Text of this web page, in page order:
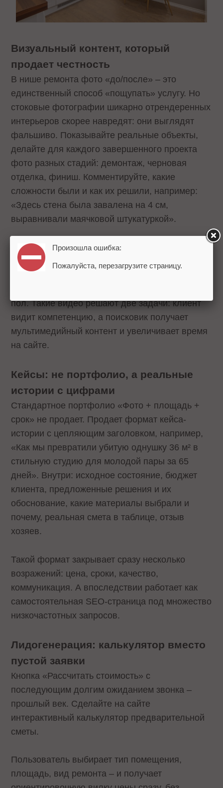
Визуальный контент, который
продает честность
В нише ремонта фото «до/после» – это
единственный способ «пощупать» услугу. Но
стоковые фотографии шикарно отрендеренных
интерьеров скорее навредят: они выглядят
фальшиво. Показывайте реальные объекты,
делайте для каждого завершенного проекта
фото разных стадий: демонтаж, черновая
отделка, финиш. Комментируйте, какие
сложности были и как их решили, например:
«Здесь стена была завалена на 4 см,
выравнивали маячковой штукатуркой».
Видеоконтент усиливает эффект присутствия.
Короткие ролики с объекта: мастер объясняет,
пол. Такие видео решают две задачи: клиент
видит компетенцию, а поисковик получает
мультимедийный контент и увеличивает время
на сайте.
Кейсы: не портфолио, а реальные
истории с цифрами
Стандартное портфолио «Фото + площадь +
срок» не продает. Продает формат кейса-
истории с цепляющим заголовком, например,
«Как мы превратили убитую однушку 36 м² в
стильную студию для молодой пары за 65
дней». Внутри: исходное состояние, бюджет
клиента, предложенные решения и их
обоснование, какие материалы выбрали и
почему, реальная смета в таблице, отзыв
хозяев.
Такой формат закрывает сразу несколько
возражений: цена, сроки, качество,
коммуникация. А впоследствии работает как
самостоятельная SEO-страница под множество
низкочастотных запросов.
Лидогенерация: калькулятор вместо
пустой заявки
Кнопка «Рассчитать стоимость» с
последующим долгим ожиданием звонка –
прошлый век. Сделайте на сайте
интерактивный калькулятор предварительной
сметы.
Пользователь выбирает тип помещения,
площадь, вид ремонта – и получает
Произошла ошибка:
Пожалуйста, перезагрузите страницу.